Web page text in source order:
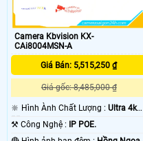
Camera Kbvision KX-
CAi8004MSN-A
Giá Bán: 5,515,250 ₫
Giá gốc: 8,485,000 ₫
🔆 Hình Ành Chất Lượng : Ultra 4k
👍🏾 .
⚒ Công Nghệ : IP POE.